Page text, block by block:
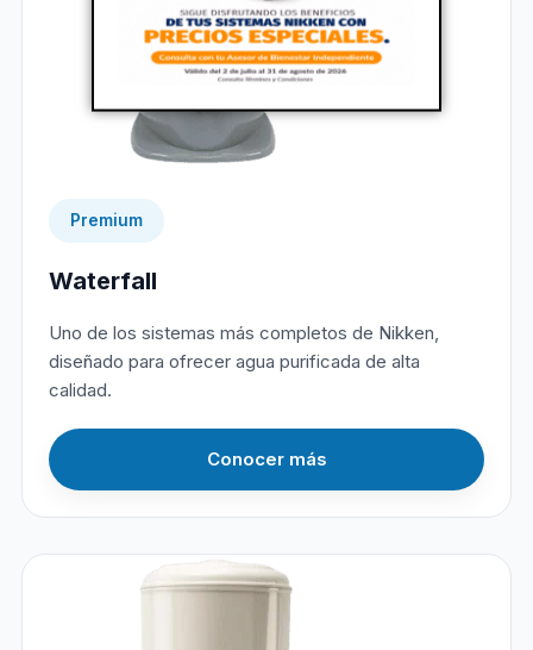
Premium
Waterfall
Uno de los sistemas más completos de Nikken,
diseñado para ofrecer agua purificada de alta
calidad.
Conocer más